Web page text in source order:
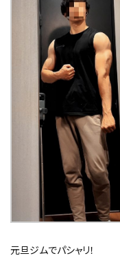
元旦ジムでパシャリ！